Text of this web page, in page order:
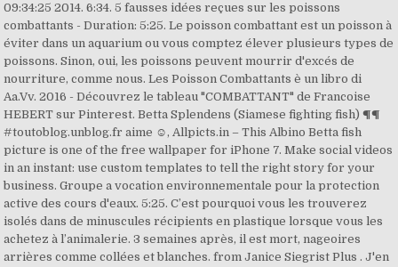
09:34:25 2014. 6:34. 5 fausses idées reçues sur les poissons
combattants - Duration: 5:25. Le poisson combattant est un poisson à
éviter dans un aquarium ou vous comptez élever plusieurs types de
poissons. Sinon, oui, les poissons peuvent mourrir d'excés de
nourriture, comme nous. Les Poisson Combattants è un libro di
Aa.Vv. 2016 - Découvrez le tableau "COMBATTANT" de Francoise
HEBERT sur Pinterest. Betta Splendens (Siamese fighting fish) ¶¶
#toutoblog.unblog.fr aime ☺, Allpicts.in – This Albino Betta fish
picture is one of the free wallpaper for iPhone 7. Make social videos
in an instant: use custom templates to tell the right story for your
business. Groupe a vocation environnementale pour la protection
active des cours d'eaux. 5:25. C’est pourquoi vous les trouverez
isolés dans de minuscules récipients en plastique lorsque vous les
achetez à l’animalerie. 3 semaines après, il est mort, nageoires
arrières comme collées et blanches. from Janice Siegrist Plus . J'en